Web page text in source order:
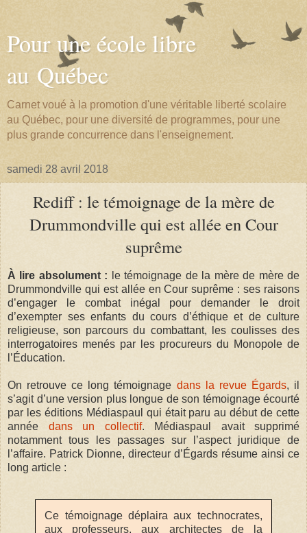
Pour une école libre
au Québec
Carnet voué à la promotion d'une véritable liberté scolaire
au Québec, pour une diversité de programmes, pour une
plus grande concurrence dans l'enseignement.
samedi 28 avril 2018
Rediff : le témoignage de la mère de
Drummondville qui est allée en Cour
suprême
À lire absolument : le témoignage de la mère de mère de
Drummondville qui est allée en Cour suprême : ses raisons
d’engager le combat inégal pour demander le droit
d’exempter ses enfants du cours d’éthique et de culture
religieuse, son parcours du combattant, les coulisses des
interrogatoires menés par les procureurs du Monopole de
l’Éducation.
On retrouve ce long témoignage dans la revue Égards, il
s’agit d’une version plus longue de son témoignage écourté
par les éditions Médiaspaul qui était paru au début de cette
année dans un collectif. Médiaspaul avait supprimé
notamment tous les passages sur l’aspect juridique de
l’affaire. Patrick Dionne, directeur d’Égards résume ainsi ce
long article :
Ce témoignage déplaira aux technocrates,
aux professeurs, aux architectes de la